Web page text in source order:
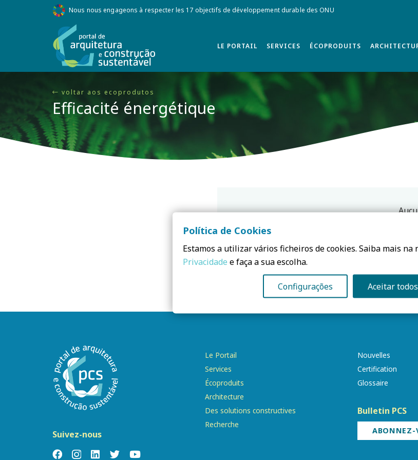
Nous nous engageons à respecter les 17 objectifs de développement durable des ONU
LE PORTAIL SERVICES ÉCOPRODUITS
voltar aos ecoprodutos
Efficacité énergétique
Suivez-nous
Le Portail
Services
Écoproduits
Architecture
Des solutions constructives
Recherche
Nouvelles
Certification
Glossaire
Bulletin PCS
ABONNEZ-
Política de Cookies
Estamos a utilizar vários ficheiros de cookies. Saiba mais na
Privacidade e faça a sua escolha.
Configurações Aceitar todos